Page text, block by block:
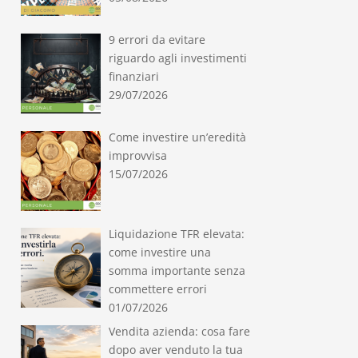
9 errori da evitare
riguardo agli investimenti
finanziari
29/07/2026
Come investire un’eredità
improvvisa
15/07/2026
Liquidazione TFR elevata:
come investire una
somma importante senza
commettere errori
01/07/2026
Vendita azienda: cosa fare
dopo aver venduto la tua